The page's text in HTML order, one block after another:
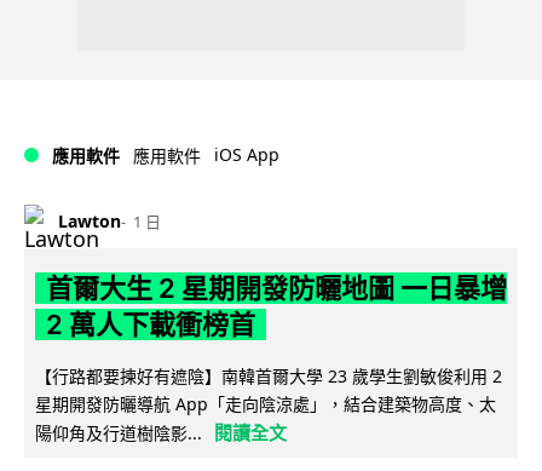
應用軟件 應用軟件 iOS App
Lawton 1 日
首爾大生 2 星期開發防曬地圖 一日暴增
2 萬人下載衝榜首
【行路都要揀好有遮陰】南韓首爾大學 23 歲學生劉敏俊利用 2
星期開發防曬導航 App「走向陰涼處」，結合建築物高度、太
陽仰角及行道樹陰影...
閱讀全文